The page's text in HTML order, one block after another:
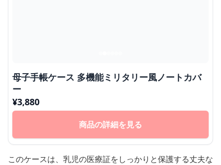
母子手帳ケース 多機能ミリタリー風ノートカバ
ー
¥3,880
商品の詳細を見る
このケースは、乳児の医療証をしっかりと保護する丈夫な